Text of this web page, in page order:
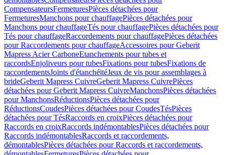
CompensateursFermeturesPièces détachées pour
FermeturesManchons pour chauffagePièces détachées pour
Manchons pour chauffageTés pour chauffagePièces détachées pour
Tés pour chauffageRaccordements pour chauffagePièces détachées
pour Raccordements pour chauffageAccessoires pour Geberit
Mapress Acier CarboneEtanchements pour tubes et
raccordsEnjoliveurs pour tubesFixations pour tubesFixations de
raccordementsJoints d'étanchéitéJeux de vis pour assemblages à
brideGeberit Mapress CuivreGeberit Mapress CuivrePièces
détachées pour Geberit Mapress CuivreManchonsPièces détachées
pour ManchonsRéductionsPièces détachées pour
RéductionsCoudesPièces détachées pour CoudesTésPièces
détachées pour TésRaccords en croixPièces détachées pour
Raccords en croixRaccords indémontablesPièces détachées pour
Raccords indémontablesRaccords et raccordements,
démontablesPièces détachées pour Raccords et raccordements,